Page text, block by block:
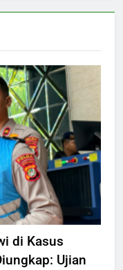
di Kasus
Ujian